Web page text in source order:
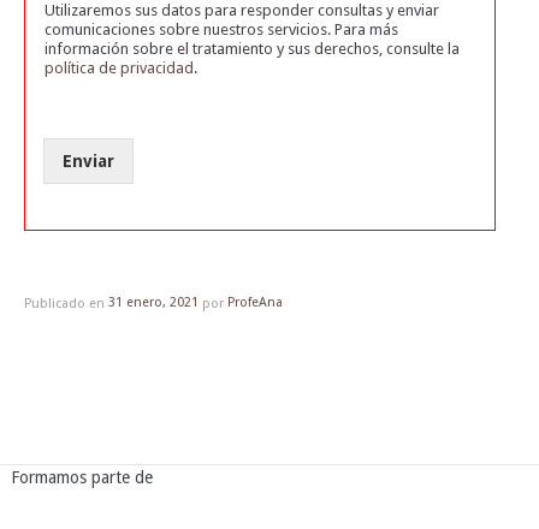
Utilizaremos sus datos para responder consultas y enviar
comunicaciones sobre nuestros servicios. Para más
información sobre el tratamiento y sus derechos, consulte la
política de privacidad .
Enviar
Publicado en 31 enero, 2021 por ProfeAna
Formamos parte de